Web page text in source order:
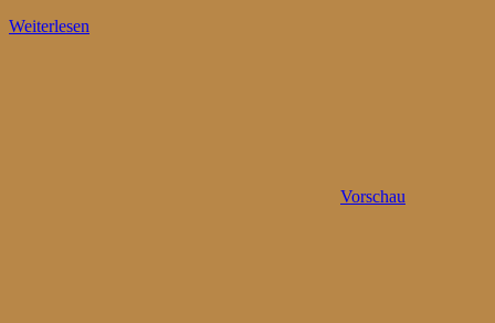
Weiterlesen
Vorschau